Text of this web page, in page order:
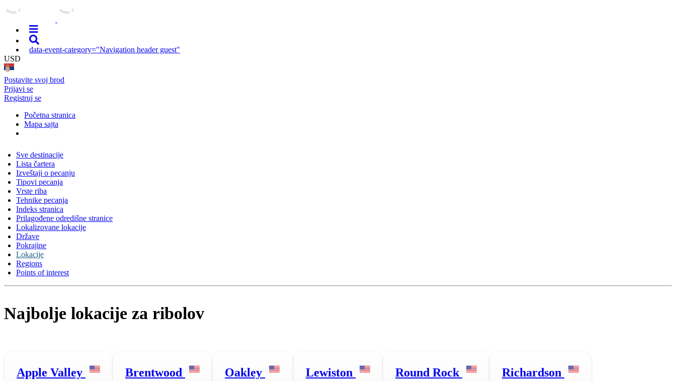
data-event-category="Navigation header guest"
USD
Postavite svoj brod
Prijavi se
Registruj se
Početna stranica
Mapa sajta
Sve destinacije
Lista čartera
Izveštaji o pecanju
Tipovi pecanja
Vrste riba
Tehnike pecanja
Indeks stranica
Prilagođene odredišne stranice
Lokalizovane lokacije
Države
Pokrajine
Lokacije
Regions
Points of interest
Najbolje lokacije za ribolov
Apple Valley Brentwood Oakley Lewiston Round Rock Richardson